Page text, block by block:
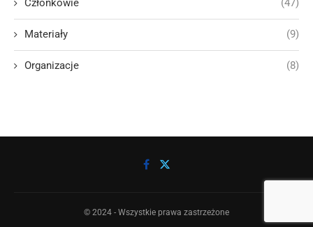
Członkowie (47)
Materiały (9)
Organizacje (8)
© 2024 - Wszystkie prawa zastrzeżone